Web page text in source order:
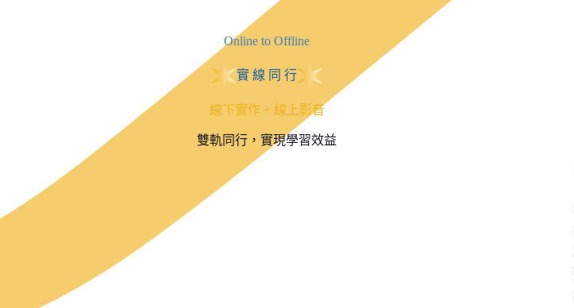
Online to Offline
實 線 同 行
線下實作 + 線上影音
雙軌同行，實現學習效益